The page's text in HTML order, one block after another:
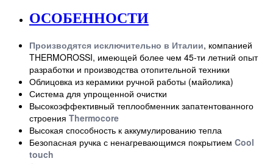
ОСОБЕННОСТИ
Производятся исключительно в Италии, компанией
THERMOROSSI, имеющей более чем 45-ти летний опыт
разработки и производства отопительной техники
Облицовка из керамики ручной работы (майолика)
Система для упрощенной очистки
Высокоэффективный теплообменник запатентованного
строения Thermocore
Высокая способность к аккумулированию тепла
Безопасная ручка с ненагревающимся покрытием Cool
touch